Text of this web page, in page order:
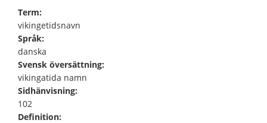
Term:
vikingetidsnavn
Språk:
danska
Svensk översättning:
vikingatida namn
Sidhänvisning:
102
Definition: